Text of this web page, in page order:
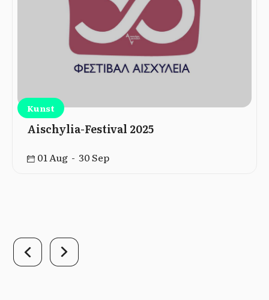
Kunst
Aischylia-Festival 2025
01 Aug - 30 Sep